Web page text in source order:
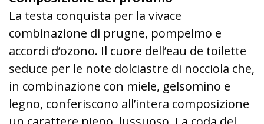
La testa conquista per la vivace
combinazione di prugne, pompelmo e
accordi d’ozono. Il cuore dell’eau de toilette
seduce per le note dolciastre di nocciola che,
in combinazione con miele, gelsomino e
legno, conferiscono all’intera composizione